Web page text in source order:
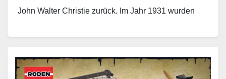
John Walter Christie zurück. Im Jahr 1931 wurden